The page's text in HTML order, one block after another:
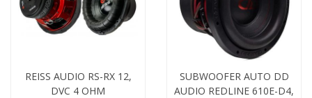
REISS AUDIO RS-RX 12,
DVC 4 OHM
SUBWOOFER AUTO DD
AUDIO REDLINE 610E-D4,